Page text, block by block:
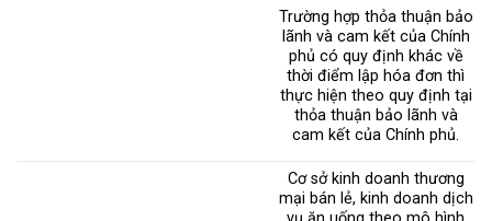
Trường hợp thỏa thuận bảo
lãnh và cam kết của Chính
phủ có quy định khác về
thời điểm lập hóa đơn thì
thực hiện theo quy định tại
thỏa thuận bảo lãnh và
cam kết của Chính phủ.
Cơ sở kinh doanh thương
mại bán lẻ, kinh doanh dịch